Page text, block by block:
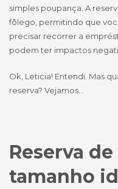
simples poupança. A
fôlego, permitindo que
precisar recorrer a
podem ter impactos
Ok, Leticia! Entendi. Mas
reserva? Vejamos…
Reserva
tamanho